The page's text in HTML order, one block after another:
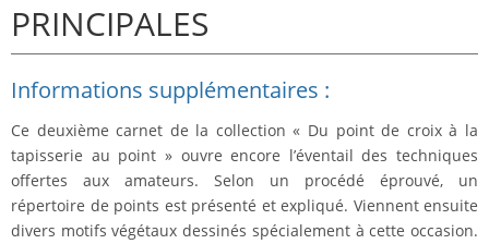
PRINCIPALES
Informations supplémentaires :
Ce deuxième carnet de la collection « Du point de croix à la
tapisserie au point » ouvre encore l’éventail des techniques
offertes aux amateurs. Selon un procédé éprouvé, un
répertoire de points est présenté et expliqué. Viennent ensuite
divers motifs végétaux dessinés spécialement à cette occasion.